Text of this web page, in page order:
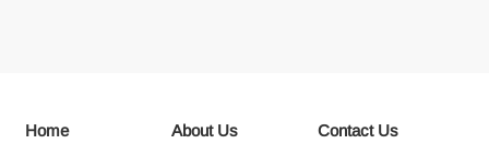
Home About Us Contact Us